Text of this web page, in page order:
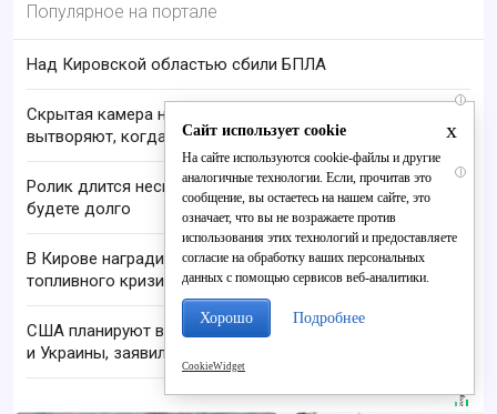
Популярное на портале
Над Кировской областью сбили БПЛА
i
Скрытая камера на пляже Крыма: Что люди
вытворяют, когда их не видят...
i
Ролик длится несколько секунд, а смеяться вы
будете долго
В Кирове наградили отличившихся во время
топливного кризиса
США планируют возобновить переговоры России
и Украины, заявил Рубио
x
Сайт использует cookie
На сайте используются cookie-файлы и другие
аналогичные технологии. Если, прочитав это
сообщение, вы остаетесь на нашем сайте, это
означает, что вы не возражаете против
использования этих технологий и предоставляете
согласие на обработку ваших персональных
данных с помощью сервисов веб-аналитики.
Хорошо Подробнее
CookieWidget